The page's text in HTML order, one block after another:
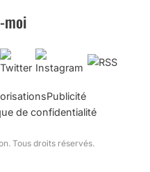
moi
Publicité
de confidentialité
Tous droits réservés.